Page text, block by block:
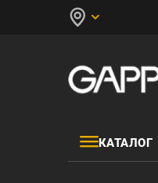
КАТАЛОГ